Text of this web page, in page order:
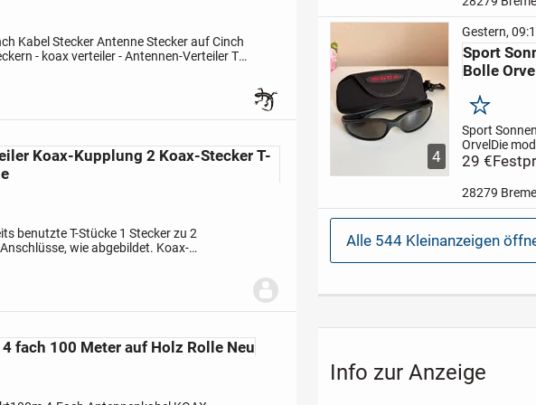
Kabel Stecker Antenne Stecker auf Cinch
- koax verteiler- Antennen-Verteiler T-
für TV
Koax-Kupplung 2 Koax-Stecker T-
benutzte T-Stücke 1 Stecker zu 2
wie abgebildet. Koax-
5'' 1x Stecker auf 2x Kupplung, T- Stück
fach 100 Meter auf Holz Rolle Neu
am Strand,
ins Büro
Stadt.
diese,...
4
Gestern,
Sport
Bolle
Merken
Sport
Orvel Die
Unisex-
leichtem
Kunststoff
am Strand,
ins Büro oder
Stadt sowie
29 €
28279
Alle 544 Kleinanzeigen
Info zur Anzeige